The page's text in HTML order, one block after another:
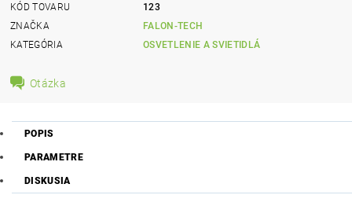
KÓD TOVARU
123
ZNAČKA
FALON-TECH
KATEGÓRIA
OSVETLENIE A SVIETIDLÁ
Otázka
POPIS
PARAMETRE
DISKUSIA